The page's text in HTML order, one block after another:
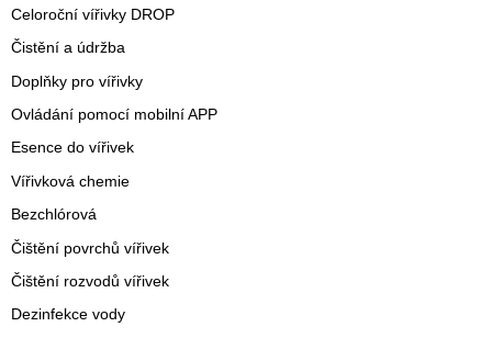
Celoroční vířivky DROP
Čistění a údržba
Doplňky pro vířivky
Ovládání pomocí mobilní APP
Esence do vířivek
Vířivková chemie
Bezchlórová
Čištění povrchů vířivek
Čištění rozvodů vířivek
Dezinfekce vody